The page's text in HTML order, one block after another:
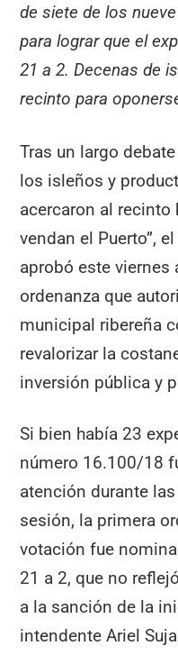
de siete de los
para lograr que el
21 a 2. Decenas de
recinto para
Tras un largo
los isleños y
acercaron al recinto
vendan el Puerto”,
aprobó este viernes
ordenanza que
municipal ribereña
revalorizar la
inversión pública y
Si bien había 23
número 16.100/18
atención durante
sesión, la primera
votación fue
21 a 2, que no
a la sanción de la
intendente Ariel